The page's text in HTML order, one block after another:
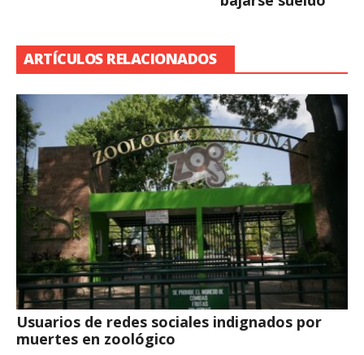
ARTÍCULOS RELACIONADOS
Usuarios de redes sociales indignados por
muertes en zoológico